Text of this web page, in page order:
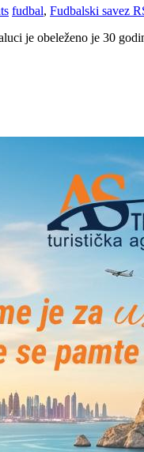
fudbal, Fudbalski savez
je obeleženo je 30